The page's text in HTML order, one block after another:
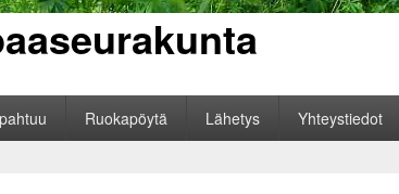
Ruokapöytä Lähetys Yhteystiedot